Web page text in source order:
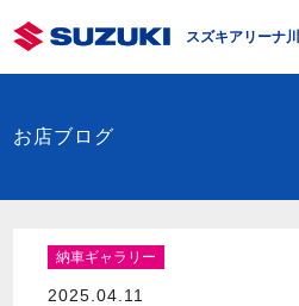
スズキアリーナ
お店ブログ
納車ギャラリー
2025.04.11